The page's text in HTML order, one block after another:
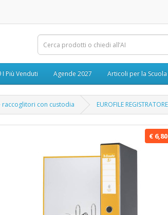
I Più Venduti Agende 2027 Articoli per la Scuola
raccoglitori con custodia EUROFILE
€